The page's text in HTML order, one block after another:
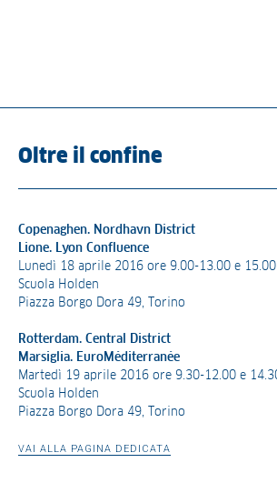
Oltre il confine
Copenaghen. Nordhavn District
Lione. Lyon Confluence
Lunedì 18 aprile 2016 ore 9.00-13.00 e
Scuola Holden
Piazza Borgo Dora 49, Torino
Rotterdam. Central District
Marsiglia. EuroMéditerranée
Martedì 19 aprile 2016 ore 9.30-12.00 e
Scuola Holden
Piazza Borgo Dora 49, Torino
VAI ALLA PAGINA DEDICATA